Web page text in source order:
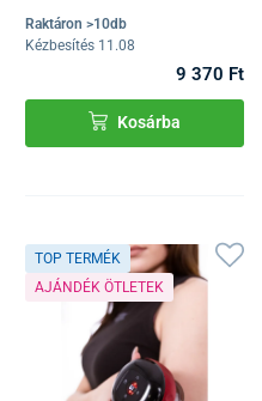
Raktáron >10db
Kézbesítés 11.08
9 370 Ft
Kosárba
TOP TERMÉK
AJÁNDÉK ÖTLETEK